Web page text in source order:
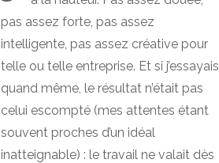
pas assez forte, pas assez
intelligente, pas assez créative pour
telle ou telle entreprise. Et si j’essayais
quand même, le résultat n’était pas
celui escompté (mes attentes étant
souvent proches d’un idéal
inatteignable) : le travail ne valait dès